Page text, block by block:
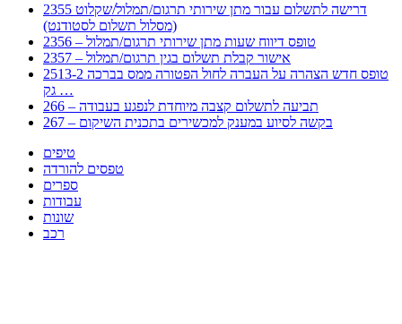
2355 דרישה לתשלום עבור מתן שירותי תרגום/תמלול/שקלוט
(מסלול תשלום לסטודנט)
2356 – טופס דיווח שעות מתן שירותי תרגום/תמלול
2357 – אישור קבלת תשלום בגין תרגום/תמלול
2513-2 טופס חדש הצהרה על העברה לחול הפטורה ממס בברכה
גק …
266 – תביעה לתשלום קצבה מיוחדת לנפגע בעבודה
267 – בקשה לסיוע במענק למכשירים בתכנית השיקום
טיפים
טפסים להורדה
ספרים
עבודות
שונות
רכב